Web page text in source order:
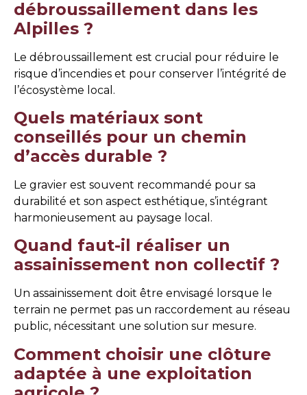
débroussaillement dans les
Alpilles ?
Le débroussaillement est crucial pour réduire le
risque d’incendies et pour conserver l’intégrité de
l’écosystème local.
Quels matériaux sont
conseillés pour un chemin
d’accès durable ?
Le gravier est souvent recommandé pour sa
durabilité et son aspect esthétique, s’intégrant
harmonieusement au paysage local.
Quand faut-il réaliser un
assainissement non collectif ?
Un assainissement doit être envisagé lorsque le
terrain ne permet pas un raccordement au réseau
public, nécessitant une solution sur mesure.
Comment choisir une clôture
adaptée à une exploitation